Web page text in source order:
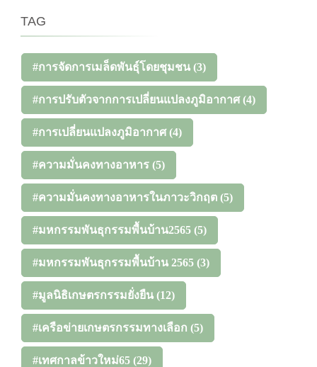
TAG
#การจัดการเมล็ดพันธุ์โดยชุมชน (3)
#การปรับตัวจากการเปลี่ยนแปลงภูมิอากาศ(4)
#การเปลี่ยนแปลงภูมิอากาศ(4)
#ความมั่นคงทางอาหาร (5)
#ความมั่นคงทางอาหารในภาวะวิกฤต (5)
#มหกรรมพันธุกรรมพื้นบ้าน2565 (5)
#มหกรรมพันธุกรรมพื้นบ้าน 2565 (3)
#มูลนิธิเกษตรกรรมยั่งยืน (12)
#เครือข่ายเกษตรกรรมทางเลือก (5)
#เทศกาลข้าวใหม่65 (29)